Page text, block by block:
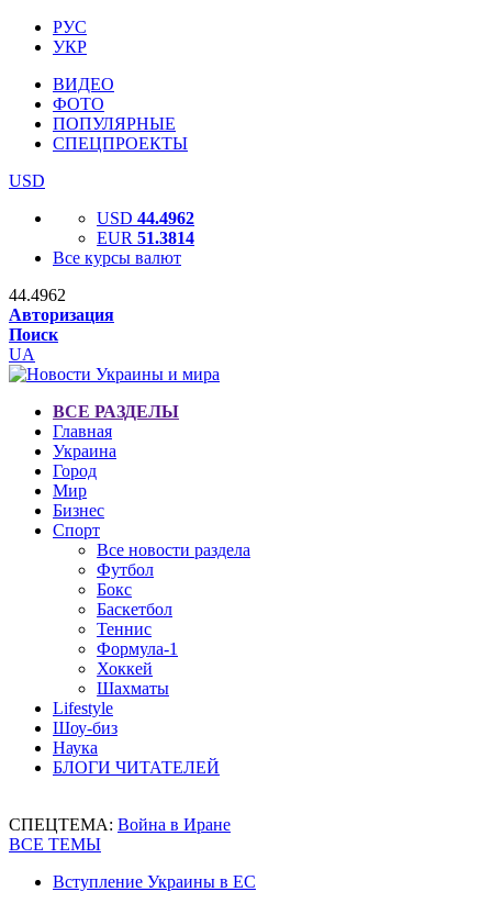
РУС
УКР
ВИДЕО
ФОТО
ПОПУЛЯРНЫЕ
СПЕЦПРОЕКТЫ
USD
USD 44.4962
EUR 51.3814
Все курсы валют
44.4962
Авторизация
Поиск
UA
ВСЕ РАЗДЕЛЫ
Главная
Украина
Город
Мир
Бизнес
Спорт
Все новости раздела
Футбол
Бокс
Баскетбол
Теннис
Формула-1
Хоккей
Шахматы
Lifestyle
Шоу-биз
Наука
БЛОГИ ЧИТАТЕЛЕЙ
СПЕЦТЕМА: Война в Иране
ВСЕ ТЕМЫ
Вступление Украины в ЕС